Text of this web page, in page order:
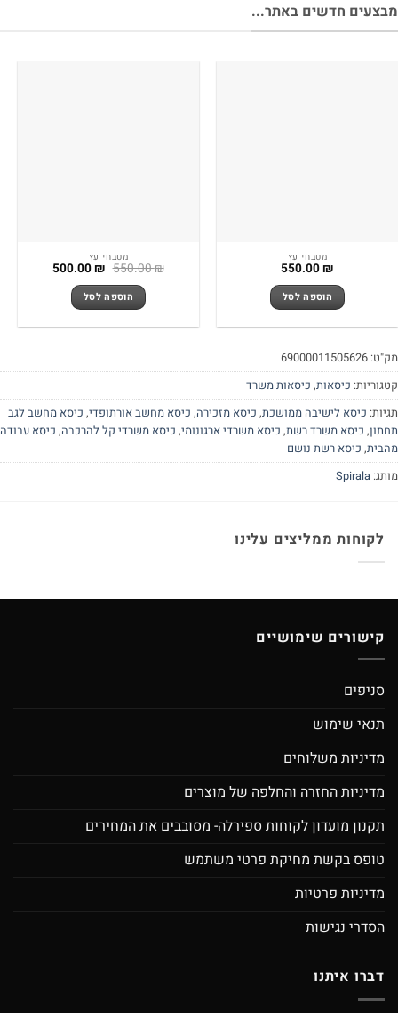
חדשים באתר...
מטבחי עץ
550.00₪
הוספה לסל
מטבחי עץ
550.00₪ המחיר
היה:
550.00 ₪.
500.00₪ המחיר
הוספה לסל
69000011505626
כיסאות,כיסאות משרד
כיסא לישיבה ממושכת,כיסא מזכירה,כיסא מחשב אורתופדי,כיסא מחשב לגב
,כיסא משרד רשת,כיסא משרדי ארגונומי,כיסא משרדי קל להרכבה,כיסא עבודה
,כיסא רשת נושם
Spirala
לקוחות ממליצים עלינו
קישורים שימושיים
סניפים
תנאי שימוש
מדיניות משלוחים
מדיניות החזרה והחלפה של מוצרים
תקנון מועדון לקוחות ספירלה- מסובבים את המחירים
טופס בקשת מחיקת פרטי משתמש
מדיניות פרטיות
הסדרי נגישות
דברו איתנו